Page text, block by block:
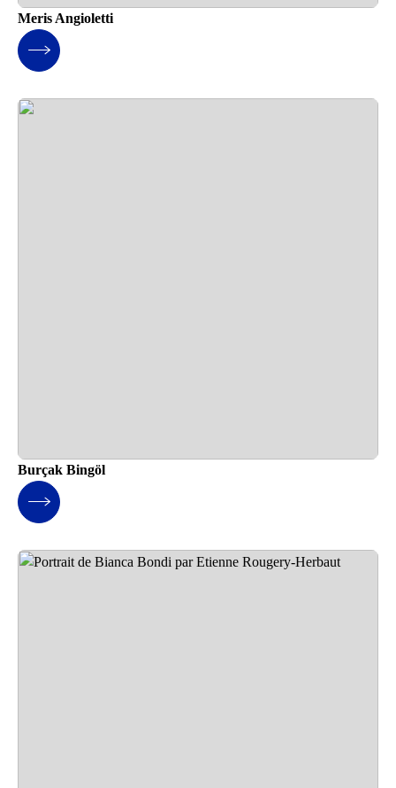
Meris Angioletti
Burçak Bingöl